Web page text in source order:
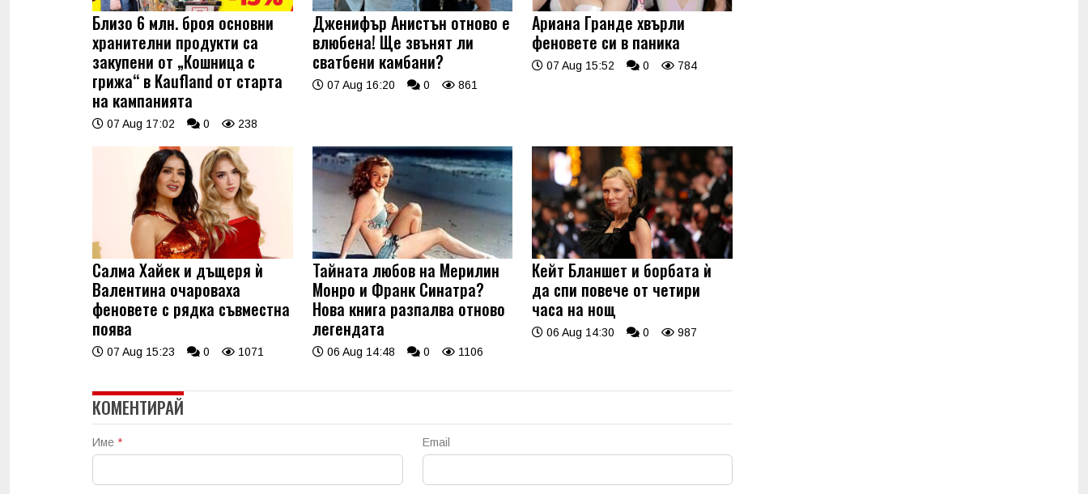
Близо 6 млн. броя основни
хранителни продукти са
закупени от „Кошница с
грижа“ в Kaufland от старта
на кампанията
07 Aug 17:02 0 238
Дженифър Анистън отново е
влюбена! Ще звънят ли
сватбени камбани?
07 Aug 16:20 0 861
Ариана Гранде хвърли
феновете си в паника
07 Aug 15:52 0 784
Салма Хайек и дъщеря ѝ
Валентина очароваха
феновете с рядка съвместна
поява
07 Aug 15:23 0 1071
Тайната любов на Мерилин
Монро и Франк Синатра?
Нова книга разпалва отново
легендата
06 Aug 14:48 0 1106
Кейт Бланшет и борбата ѝ
да спи повече от четири
часа на нощ
06 Aug 14:30 0 987
КОМЕНТИРАЙ
Име * Email